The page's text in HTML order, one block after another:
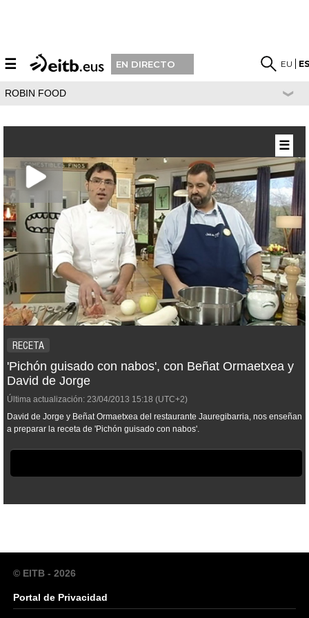
☰ EN DIRECTO EU
ROBIN FOOD
RECETA
'Pichón guisado con nabos', con Beñat Ormaetxea y
David de Jorge
Última actualización: 23/04/2013 15:18 (UTC+2)
David de Jorge y Beñat Ormaetxea del restaurante Jauregibarria, nos enseñan
a preparar la receta de 'Pichón guisado con nabos'.
☰
© EITB - 2026
Portal de Privacidad